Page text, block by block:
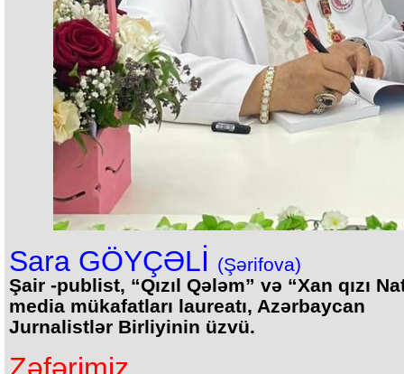
Sara GÖYÇƏLİ (Şərifova)
Şair -publist, “Qızıl Qələm” və “Xan qızı
media mükafatları laureatı, Azərbaycan
Jurnalistlər Birliyinin üzvü.